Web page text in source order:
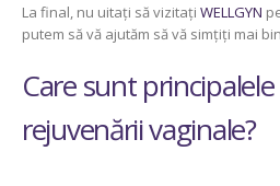
La final, nu uitați să vizitați WELLGYN
putem să vă ajutăm să vă simțiți mai
Care sunt
rejuvenării vaginale?